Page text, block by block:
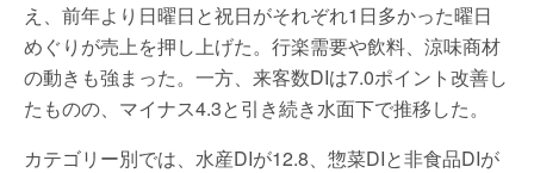
え、前年より日曜日と祝日がそれぞれ1日多かった曜日
めぐりが売上を押し上げた。行楽需要や飲料、涼味商材
の動きも強まった。一方、来客数DIは7.0ポイント改善し
たものの、マイナス4.3と引き続き水面下で推移した。
カテゴリー別では、水産DIが12.8、惣菜DIと非食品DIが